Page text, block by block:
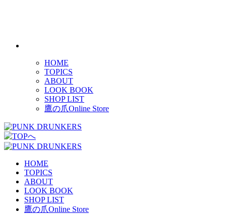
HOME
TOPICS
ABOUT
LOOK BOOK
SHOP LIST
鷹の爪Online Store
HOME
TOPICS
ABOUT
LOOK BOOK
SHOP LIST
鷹の爪Online Store